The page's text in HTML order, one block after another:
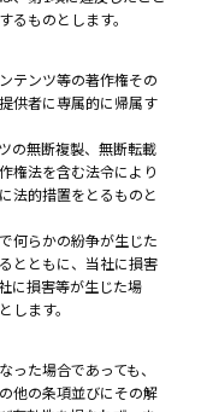
るものとします。
テンツ等の著作権その
供者に専属的に帰属す
の無断複製、無断転載
権法を含む法令により
法的措置をとるものと
何らかの紛争が生じた
とともに、当社に損害
に損害等が生じた場
します。
た場合であっても、
他の条項並びにその解